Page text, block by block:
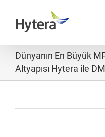
content
Dünyanın En Büyük
Altyapısı Hytera ile